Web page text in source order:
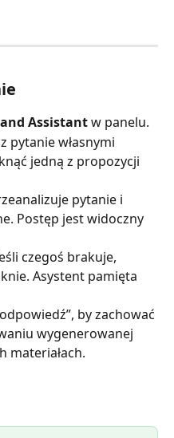
Assistant w panelu.
pytanie własnymi
jedną z propozycji
pytanie i
Postęp jest widoczny
czegoś brakuje,
Asystent pamięta
by zachować
wygenerowanej
materiałach.